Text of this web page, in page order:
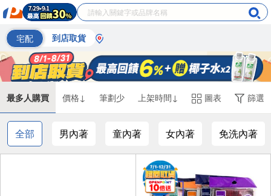
宅配 到店取貨
最多人購買 價格↓ 筆劃少 上架時間↓ 圖表 篩選
全部 男內著 童內著 女內著 免洗內著